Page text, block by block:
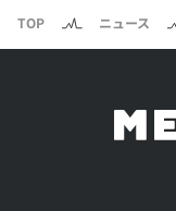
TOP ニュース